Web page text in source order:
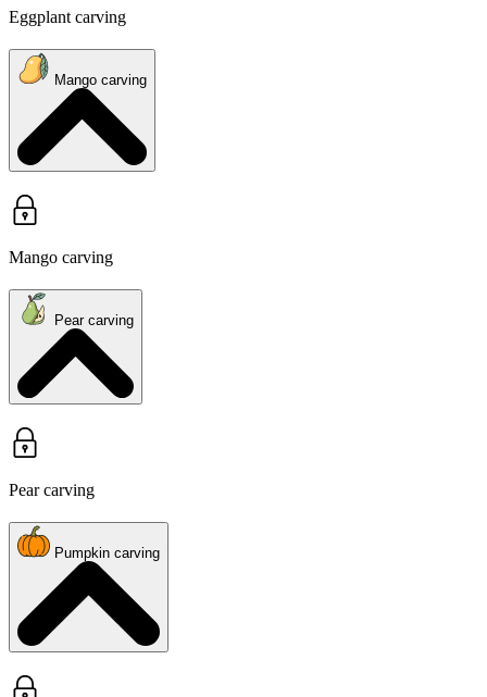
Eggplant carving
Mango carving
Mango carving
Pear carving
Pear carving
Pumpkin carving